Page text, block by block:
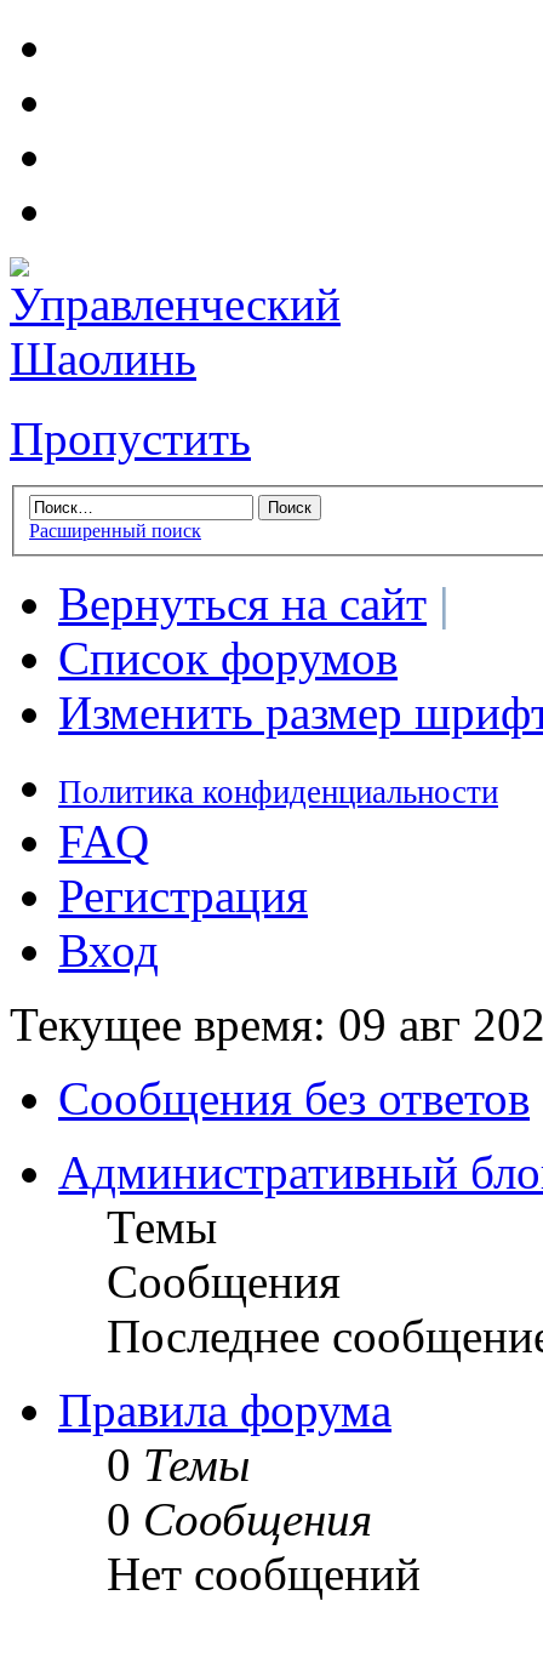
Пропустить
Расширенный поиск
Вернуться на сайт |
Список форумов
Изменить размер
Политика конфиденциальности
FAQ
Регистрация
Вход
Текущее время: 09 авг
Сообщения без ответов
Административный
Темы
Сообщения
Последнее
Правила форума
0 Темы
0 Сообщения
Нет сообщений